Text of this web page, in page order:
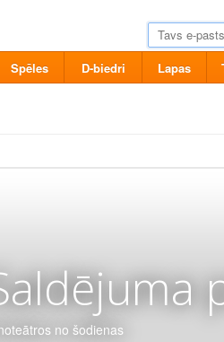
Spēles D-biedri Lapas
no šodienas